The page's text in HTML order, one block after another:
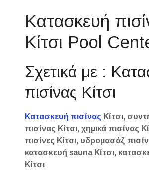
Κατασκευή
Κίτσι Pool
Σχετικά με :
πισίνας Κίτσι
Κατασκευή πισίνας Κίτσι,
πισίνας Κίτσι, χημικά πισίνας
πισίνες Κίτσι, υδρομασάζ
κατασκευή sauna Κίτσι,
Κίτσι